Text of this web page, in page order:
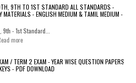
9TH TO 1ST STANDARD ALL STANDARDS -
MATERIALS - ENGLISH MEDIUM & TAMIL MEDIUM -
9th - 1st Standard...
more
/ TERM 2 EXAM - YEAR WISE QUESTION PAPERS
- PDF DOWNLOAD